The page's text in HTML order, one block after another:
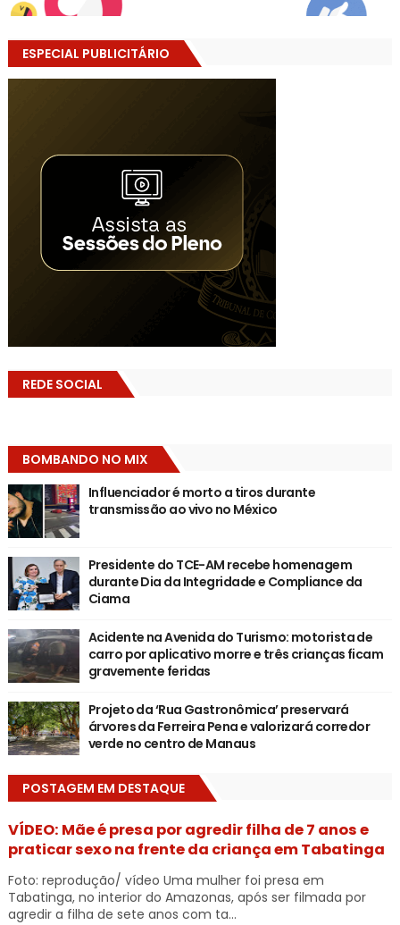
ESPECIAL PUBLICITÁRIO
REDE SOCIAL
BOMBANDO NO MIX
Influenciador é morto a tiros durante
transmissão ao vivo no México
Presidente do TCE-AM recebe homenagem
durante Dia da Integridade e Compliance da
Ciama
Acidente na Avenida do Turismo: motorista de
carro por aplicativo morre e três crianças ficam
gravemente feridas
Projeto da ‘Rua Gastronômica’ preservará
árvores da Ferreira Pena e valorizará corredor
verde no centro de Manaus
POSTAGEM EM DESTAQUE
VÍDEO: Mãe é presa por agredir filha de 7 anos e
praticar sexo na frente da criança em Tabatinga
Foto: reprodução/ vídeo Uma mulher foi presa em
Tabatinga, no interior do Amazonas, após ser filmada por
agredir a filha de sete anos com ta...